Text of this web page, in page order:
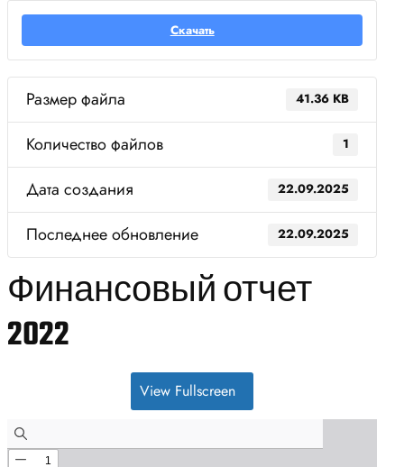
Скачать
Размер файла 41.36 KB
Количество файлов 1
Дата создания 22.09.2025
Последнее обновление 22.09.2025
Финансовый отчет
2022
View Fullscreen